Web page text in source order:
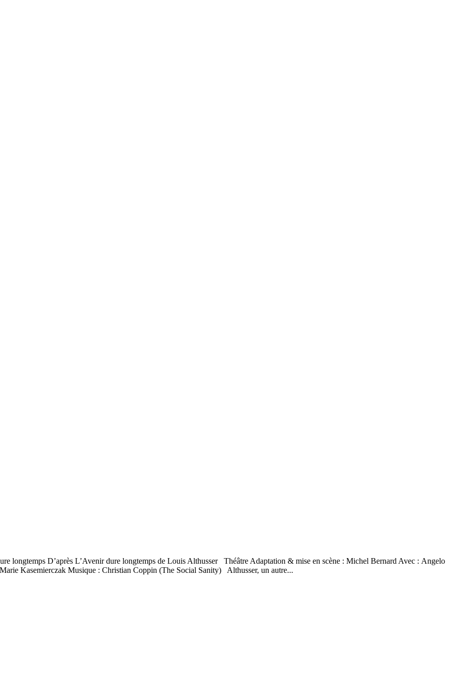
longtemps D’après L’Avenir dure longtemps de Louis Althusser Théâtre Adaptation & mise en scène : Michel Bernard Avec : Angelo
Kasemierczak Musique : Christian Coppin (The Social Sanity) Althusser, un autre...